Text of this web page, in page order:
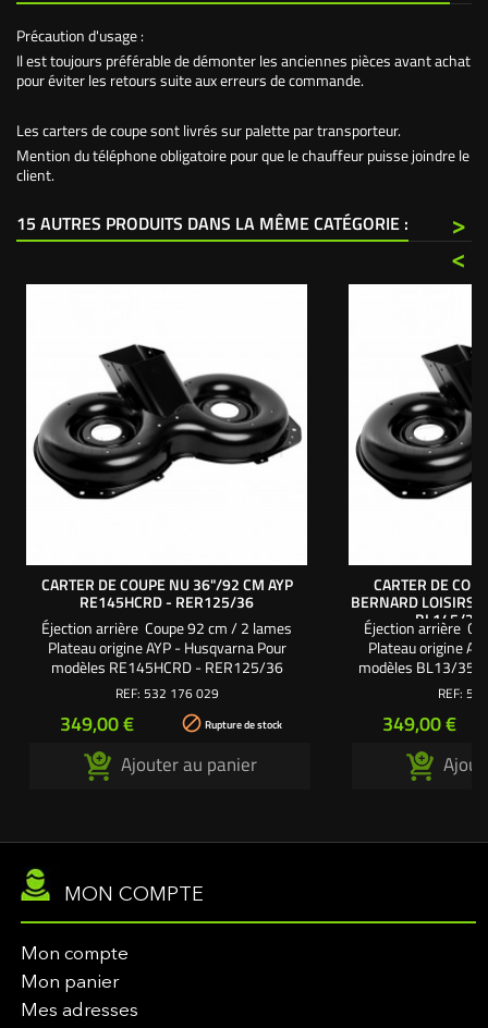
Précaution d'usage :
Il est toujours préférable de démonter les anciennes pièces avant achat
pour éviter les retours suite aux erreurs de commande.
Les carters de coupe sont livrés sur palette par transporteur.
Mention du téléphone obligatoire pour que le chauffeur puisse joindre le
client.
15 AUTRES PRODUITS DANS LA MÊME CATÉGORIE :
>
<
CARTER DE COUPE NU 36"/92 CM AYP
RE145HCRD - RER125/36
Éjection arrière Coupe 92 cm / 2 lames
Plateau origine AYP - Husqvarna Pour
modèles RE145HCRD - RER125/36
Références origine : 532176029 -
532165552 - 532400108 - 176029 -
165552 - 400108
REF: 532 176 029
Prix
349,00 €  Rupture de stock
Ajouter au panier
CARTER DE
BERNARD
BL145/36
Éjection arrière
Plateau origine
modèles BL13/35
BL145/36
Références
400108 -
REF:
Prix
349,00 €
MON COMPTE
Mon compte
Mon panier
Mes adresses